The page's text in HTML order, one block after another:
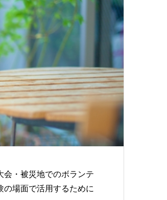
・被災地でのボランテ
の場面で活用するために